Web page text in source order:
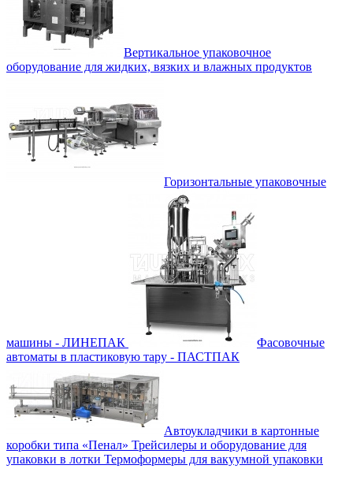
Вертикальное упаковочное
оборудование для жидких, вязких и влажных продуктов
Горизонтальные упаковочные
машины - ЛИНЕПАК
Фасовочные
автоматы в пластиковую тару - ПАСТПАК
Автоукладчики в картонные
коробки типа «Пенал» Трейсилеры и оборудование для
упаковки в лотки Термоформеры для вакуумной упаковки